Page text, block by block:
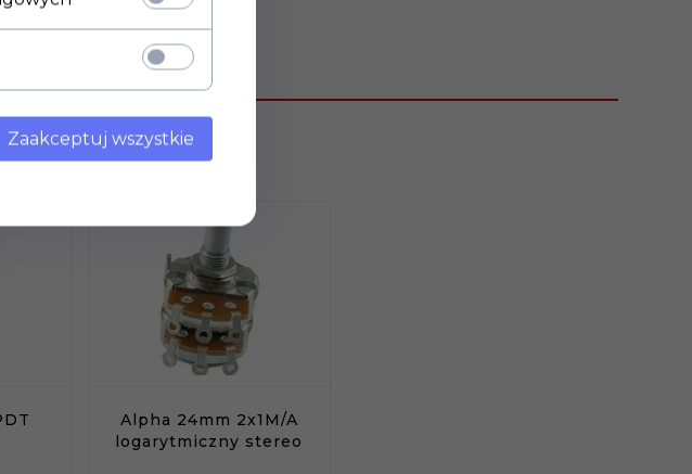
Alpha 24mm 2x1M/A
logarytmiczny stereo
Zaakceptuj wszystkie